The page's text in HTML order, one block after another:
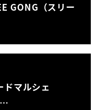
GONG（スリー
マルシェ